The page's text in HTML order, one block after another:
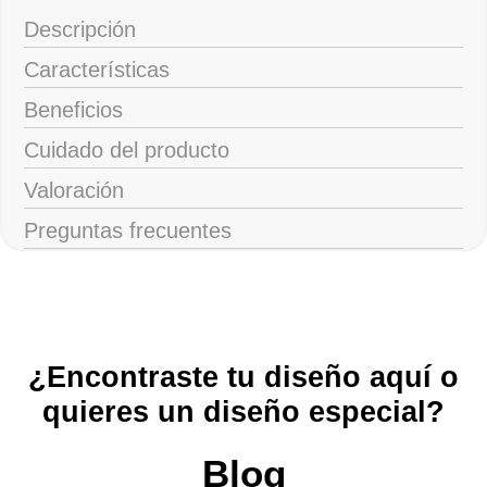
Descripción
Características
Beneficios
Cuidado del producto
Valoración
Preguntas frecuentes
¿Encontraste tu diseño aquí o
quieres un diseño especial?
Blog